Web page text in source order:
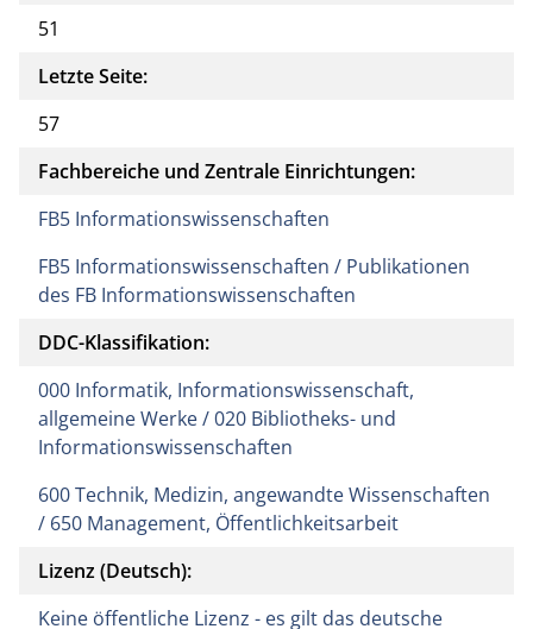
51
Letzte Seite:
57
Fachbereiche und Zentrale Einrichtungen:
FB5 Informationswissenschaften
FB5 Informationswissenschaften / Publikationen
des FB Informationswissenschaften
DDC-Klassifikation:
000 Informatik, Informationswissenschaft,
allgemeine Werke / 020 Bibliotheks- und
Informationswissenschaften
600 Technik, Medizin, angewandte Wissenschaften
/ 650 Management, Öffentlichkeitsarbeit
Lizenz (Deutsch):
Keine öffentliche Lizenz - es gilt das deutsche